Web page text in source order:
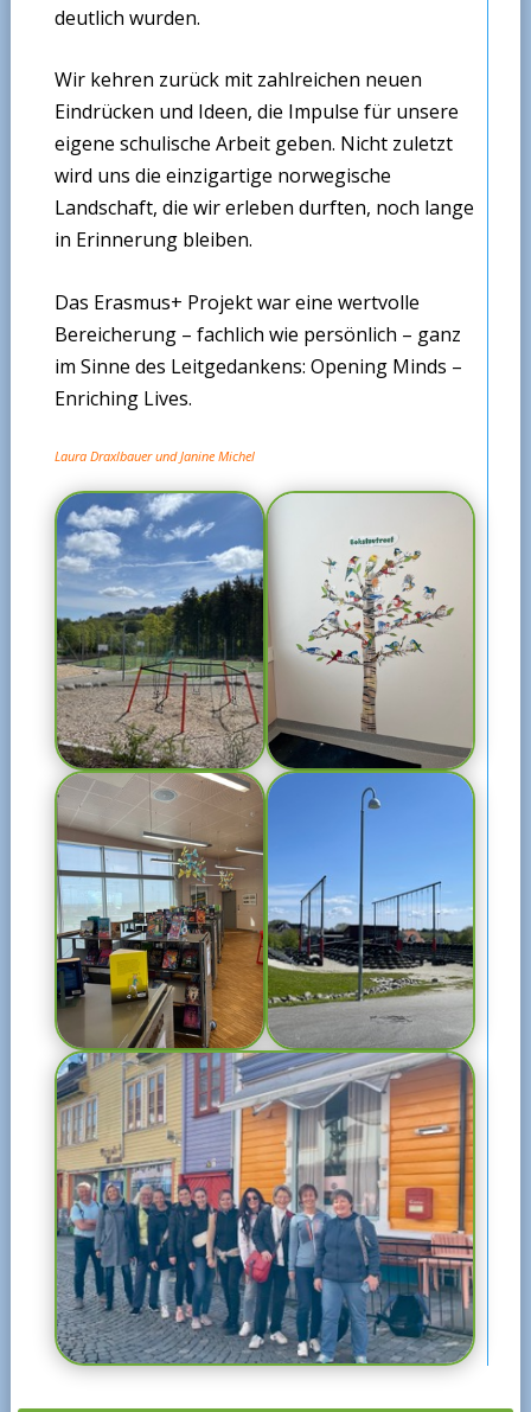
deutlich wurden.
Wir kehren zurück mit zahlreichen neuen
Eindrücken und Ideen, die Impulse für unsere
eigene schulische Arbeit geben. Nicht zuletzt
wird uns die einzigartige norwegische
Landschaft, die wir erleben durften, noch lange
in Erinnerung bleiben.
Das Erasmus+ Projekt war eine wertvolle
Bereicherung – fachlich wie persönlich – ganz
im Sinne des Leitgedankens: Opening Minds –
Enriching Lives.
Laura Draxlbauer und Janine Michel